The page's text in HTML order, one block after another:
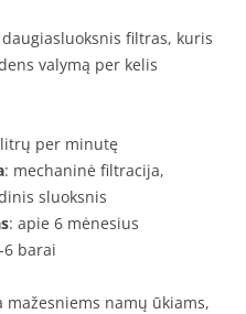
filtras, kuris
valymą per kelis
per minutę
: mechaninė filtracija,
sluoksnis
: apie 6 mėnesius
6 barai
mažesniems namų ūkiams,